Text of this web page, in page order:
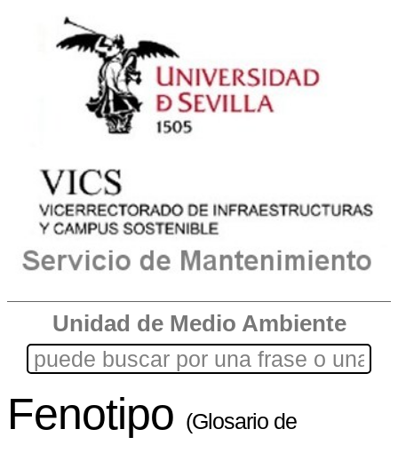
Unidad de Medio Ambiente
Fenotipo (Glosario de